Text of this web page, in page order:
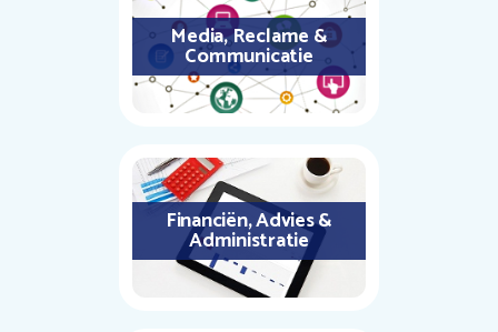
Media, Reclame &
Communicatie
Financiën, Advies &
Administratie